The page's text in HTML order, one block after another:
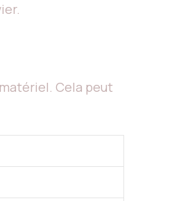
Cela peut